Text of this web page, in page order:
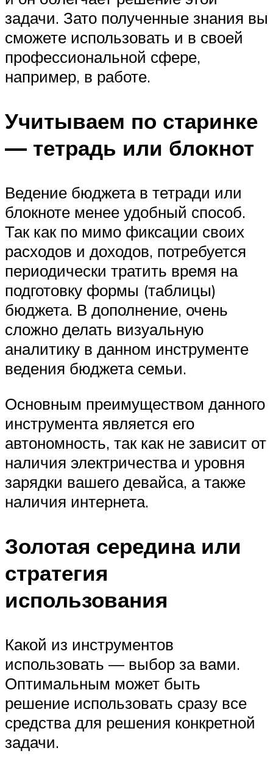
задачи. Зато полученные знания вы
сможете использовать и в своей
профессиональной сфере,
например, в работе.
Учитываем по старинке
— тетрадь или блокнот
Ведение бюджета в тетради или
блокноте менее удобный способ.
Так как по мимо фиксации своих
расходов и доходов, потребуется
периодически тратить время на
подготовку формы (таблицы)
бюджета. В дополнение, очень
сложно делать визуальную
аналитику в данном инструменте
ведения бюджета семьи.
Основным преимуществом данного
инструмента является его
автономность, так как не зависит от
наличия электричества и уровня
зарядки вашего девайса, а также
наличия интернета.
Золотая середина или
стратегия
использования
Какой из инструментов
использовать — выбор за вами.
Оптимальным может быть
решение использовать сразу все
средства для решения конкретной
задачи.